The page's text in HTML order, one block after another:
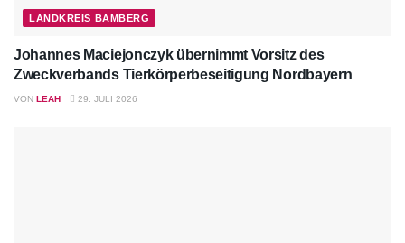
LANDKREIS BAMBERG
Johannes Maciejonczyk übernimmt Vorsitz des
Zweckverbands Tierkörperbeseitigung Nordbayern
VON LEAH 29. JULI 2026